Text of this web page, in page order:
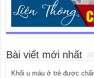
Bài viết mới nhất
Khối u máu ở trẻ được